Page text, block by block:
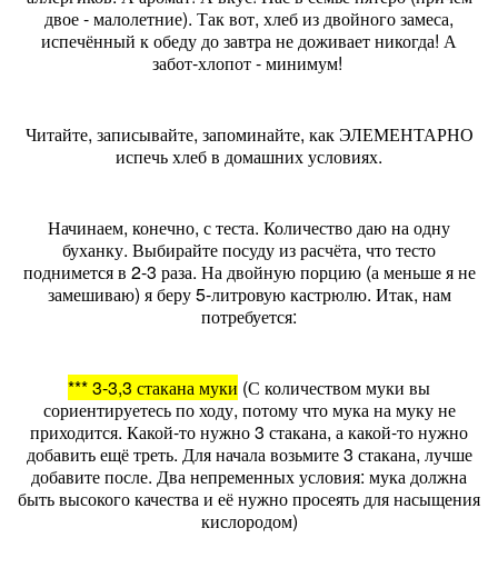
двое - малолетние). Так вот, хлеб из двойного замеса,
испечённый к обеду до завтра не доживает никогда! А
забот-хлопот - минимум!
Читайте, записывайте, запоминайте, как ЭЛЕМЕНТАРНО
испечь хлеб в домашних условиях.
Начинаем, конечно, с теста. Количество даю на одну
буханку. Выбирайте посуду из расчёта, что тесто
поднимется в 2-3 раза. На двойную порцию (а меньше я не
замешиваю) я беру 5-литровую кастрюлю. Итак, нам
потребуется:
*** 3-3,3 стакана муки (С количеством муки вы
сориентируетесь по ходу, потому что мука на муку не
приходится. Какой-то нужно 3 стакана, а какой-то нужно
добавить ещё треть. Для начала возьмите 3 стакана, лучше
добавите после. Два непременных условия: мука должна
быть высокого качества и её нужно просеять для насыщения
кислородом)